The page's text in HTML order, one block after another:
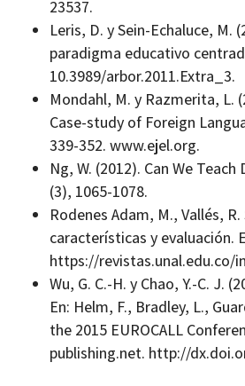
23537.
Leris, D. y Sein-Echaluce,
paradigma educativo
10.3989/arbor.2011.Extra_3.
Mondahl, M. y Razmerita, L.
Case-study of Foreign
339-352. www.ejel.org.
Ng, W. (2012). Can We
(3), 1065-1078.
Rodenes Adam, M., Vallés,
características y evaluación.
https://revistas.unal.edu.co/
Wu, G. C.-H. y Chao, Y.-C. J.
En: Helm, F., Bradley, L.,
the 2015 EUROCALL
publishing.net. http://